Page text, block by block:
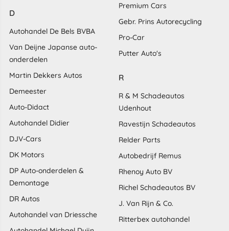
D
Autohandel De Bels BVBA
Van Deijne Japanse auto-
onderdelen
Martin Dekkers Autos
Demeester
Auto-Didact
Autohandel Didier
DJV-Cars
DK Motors
DP Auto-onderdelen &
Demontage
DR Autos
Autohandel van Driessche
Premium Cars
Gebr. Prins Autorecycling
Pro-Car
Putter Auto's
R
R & M Schadeautos
Udenhout
Ravestijn Schadeautos
Relder Parts
Autobedrijf Remus
Rhenoy Auto BV
Richel Schadeautos BV
J. Van Rijn & Co.
Ritterbex autohandel